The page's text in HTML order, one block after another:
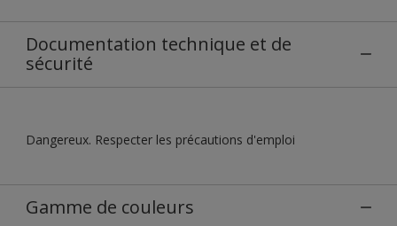
Documentation technique et de
sécurité
Dangereux. Respecter les précautions d'emploi
Gamme de couleurs